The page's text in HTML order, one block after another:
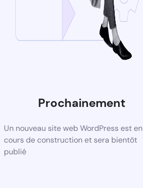
Prochainement
Un nouveau site web WordPress est en
cours de construction et sera bientôt
publié